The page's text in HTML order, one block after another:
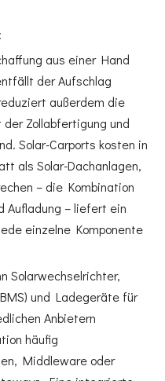
aus einer Hand
der Aufschlag
außerdem die
Zollabfertigung und
Solar-Carports kosten in
als Solar-Dachanlagen,
– die Kombination
Aufladung – liefert ein
einzelne Komponente
Solarwechselrichter,
und Ladegeräte für
Anbietern
häufig
Middleware oder